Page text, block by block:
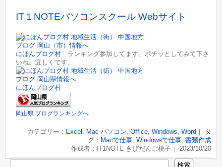
IT１NOTEパソコンスクール Webサイト
にほんブログ村 ランキング参加してます。ポチッとしてみて下さ
いね。宜しくです。
にほんブログ村
岡山県 ブログランキングへ
カテゴリー： Excel Mac パソコン Office, Windows Word｜ タ
グ： Macで仕事, Windowsで仕事, 書類作成
作成者：IT1NOTE きびだんご桃子｜ 2023/10/20